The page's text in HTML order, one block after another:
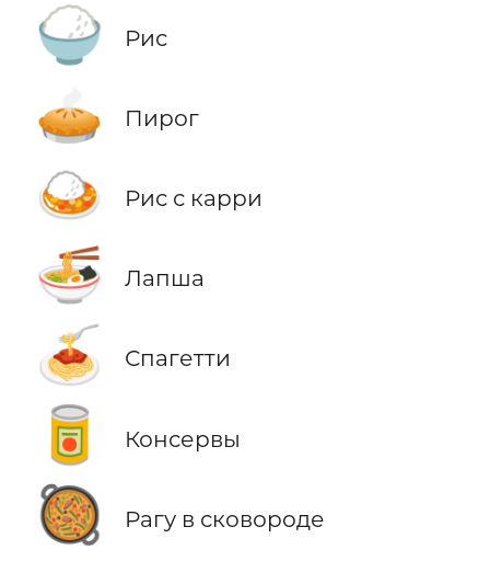
🍚 Рис
🥧 Пирог
🍛 Рис с карри
🍜 Лапша
🍝 Спагетти
🥫 Консервы
🥘 Рагу в сковороде